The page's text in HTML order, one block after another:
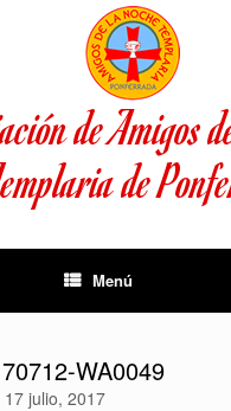
de Amigos
de
Menú
WA0049
17 julio, 2017